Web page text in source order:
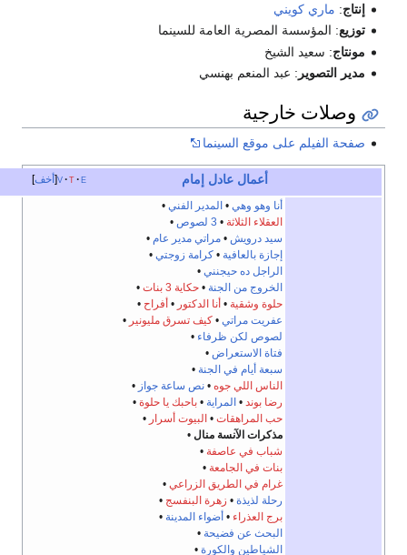
إنتاج
:ماري كويني
توزيع: المؤسسة المصرية العامة للسينما
مونتاج: سعيد الشيخ
مدير التصوير: عبد المنعم بهنسي
وصلات خارجية
صفحة الفيلم على موقع السينما
أخف v أعمال عادل إمام
أنا وهو وهي •المدير الفني•
العقلاء الثلاثة•3 لصوص
•
سيد درويش•مراتي مدير عام •
إجازة بالعافية•كرامة زوجتي•
الراجل ده حيجنني•
الخروج من الجنة•حكاية 3 بنات
•
حلوة وشقية•أنا الدكتور•أفراح•
عفريت مراتي•كيف تسرق مليونير•
لصوص لكن ظرفاء•
فتاة الاستعراض•
سبعة أيام في الجنة•
الناس اللي جوه•نص ساعة جواز •
رضا بوند•المراية• باحبك يا حلوة•
حب المراهقات•البيوت أسرار•
مذكرات الآنسة منال•
شباب في عاصفة•
بنات في الجامعة•
غرام في الطريق الزراعي •
رحلة لذيذة•زهرة البنفسج•
برج العذراء• أضواء المدينة•
البحث عن فضيحة•
الشياطين والكورة•